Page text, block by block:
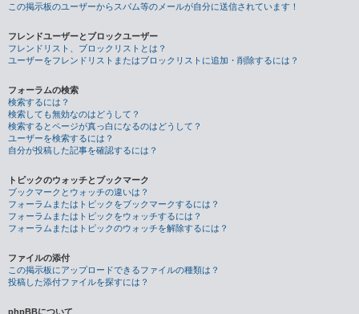
この掲示板のユーザーからスパム等のメールが自分に送信されています！
フレンドユーザーとブロックユーザー
フレンドリスト、ブロックリストとは？
ユーザーをフレンドリストまたはブロックリストに追加・削除するには？
フォーラムの検索
検索するには？
検索しても無効なのはどうして？
検索するとページが真っ白になるのはどうして？
ユーザーを検索するには？
自分が投稿した記事を確認するには？
トピックのウォッチとブックマーク
ブックマークとウォッチの違いは？
フォーラムまたはトピックをブックマークするには？
フォーラムまたはトピックをウォッチするには？
フォーラムまたはトピックのウォッチを解除するには？
ファイルの添付
この掲示板にアップロードできるファイルの種類は？
投稿した添付ファイルを探すには？
phpBBについて